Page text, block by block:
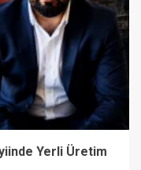
Yerli Üretim